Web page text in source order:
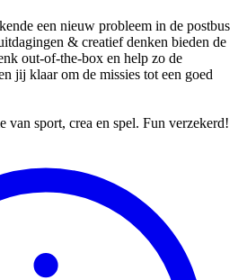
een nieuw probleem in de postbus
& creatief denken bieden de
out-of-the-box en help zo de
jij klaar om de missies tot een goed
van sport, crea en spel. Fun verzekerd!